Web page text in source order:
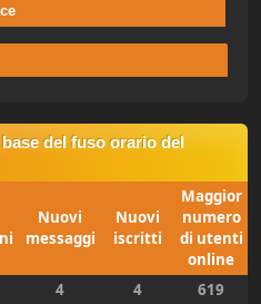
del fuso orario del
Nuovi
messaggi
Nuovi
iscritti
Maggior
numero
di utenti
online
4 4
619